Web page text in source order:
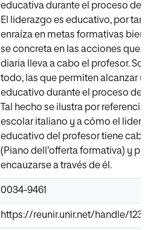
educativa durante el proceso de
El liderazgo es educativo, por
enraíza en metas formativas bien
se concreta en las acciones que
diaria lleva a cabo el profesor.
todo, las que permiten alcanzar
educativo durante el proceso de
Tal hecho se ilustra por
escolar italiano y a cómo el
educativo del profesor tiene
(Piano dell’offerta formativa) y
encauzarse a través de él.
0034-9461
https://reunir.unir.net/handle/